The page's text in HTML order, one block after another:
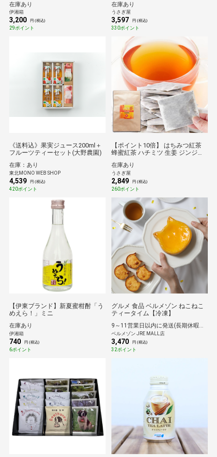
在庫あり
伊湘箱
3,200 円 (税込)
29ポイント
ーパック バッグ レモングラス ロ
ーズヒップ オレンジピール
在庫あり
うさぎ屋
3,597 円 (税込)
330ポイント
《送料込》果実ジュース200ml＋
フルーツティーセット(大野農園)
在庫：あり
東北MONO WEB SHOP
4,539 円 (税込)
420ポイント
【ポイント10倍】 はちみつ紅茶
蜂蜜紅茶 ハチミツ 生姜 ジンジャ
人工甘味料不使用 ティーバッグ
パック ハニーティー お茶
在庫あり
うさぎ屋
2,849 円 (税込)
260ポイント
【伊東ブランド】新夏蜜柑酎「う
めえら！」ミニ
在庫あり
伊湘箱
740 円 (税込)
6ポイント
グルメ 食品 ベルメゾン ねこねこ
ティータイム【冷凍】
9～11営業日以内に発送(長期休暇除く)
ベルメゾン JRE MALL店
3,470 円 (税込)
32ポイント